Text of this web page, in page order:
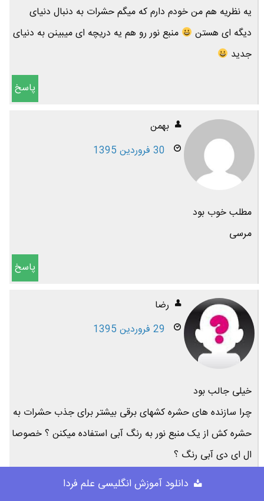
یه نظریه هم من خودم دارم که میگم حشرات به دنبال دنیای
دیگه ای هستن
منبع نور رو هم یه دریچه ای میبینن به دنیای
جدید
پاسخ
بهمن
30 فروردین 1395
مطلب خوب بود
مرسی
پاسخ
رضا
29 فروردین 1395
خیلی جالب بود
چرا سازنده های حشره کشهای برقی بیشتر برای جذب حشرات به
حشره کش از یک منبع نور به رنگ آبی استفاده میکنن ؟ خصوصا
ال ای دی آبی رنگ ؟
دانلود آموزش انگلیسی علم فردا